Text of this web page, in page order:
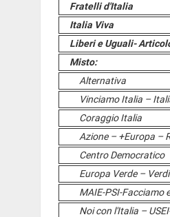
Fratelli d'Italia
Italia Viva
Liberi e Uguali-
Misto:
Alternativa
Vinciamo Italia –
Coraggio Italia
Azione – +Europa –
Centro Democratico
Europa Verde –
MAIE-PSI-Facciamo
Noi con l'Italia –